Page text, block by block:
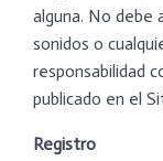
alguna. No debe
sonidos o
responsabilidad
publicado en el
Registro